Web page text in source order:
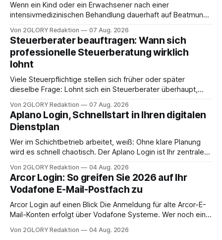
Wenn ein Kind oder ein Erwachsener nach einer
intensivmedizinischen Behandlung dauerhaft auf Beatmung
angewiesen ist, stellt sich für Familien eine schwierige
Frage: Muss die Versorgung dauerhaft in der Klinik bleiben –
oder ist ein Leben zu Hause möglich? Die außerklinische
Intensivpflege bietet genau diese Alternative: Sie
Von 2GLORY Redaktion 07 Aug. 2026
Steuerberater beauftragen: Wann sich
professionelle Steuerberatung wirklich
lohnt
Viele Steuerpflichtige stellen sich früher oder später
dieselbe Frage: Lohnt sich ein Steuerberater überhaupt,
erledigen? Die kurze Antwort: Bei einfachen
Einkommensverhältnissen reicht häufig eine Steuersoftware
aus – sobald jedoch mehrere Einkunftsarten
zusammentreffen oder größere finanzielle Veränderungen
anstehen, zahlt sich professionelle Unterstützung meist
Von 2GLORY Redaktion 07 Aug. 2026
Aplano Login, Schnellstart in Ihren digitalen
Dienstplan
Wer im Schichtbetrieb arbeitet, weiß: Ohne klare Planung
wird es schnell chaotisch. Der Aplano Login ist Ihr zentraler
abwesenheiten und die gesamte kommunikation rund um
Ihr personal digital zu organisieren. In diesem Leitfaden
erfahren Sie alles, was Sie für einen reibungslosen Einstieg
brauchen, von der Registrierung
Von 2GLORY Redaktion 04 Aug. 2026
Arcor Login: So greifen Sie 2026 auf Ihr
Vodafone E-Mail-Postfach zu
Arcor Login auf einen Blick Die Anmeldung für alte Arcor-E-
Mail-Konten erfolgt über Vodafone Systeme. Wer noch eine
besitzt, loggt sich heute über das Vodafone E-Mail & Cloud
Von 2GLORY Redaktion 04 Aug. 2026